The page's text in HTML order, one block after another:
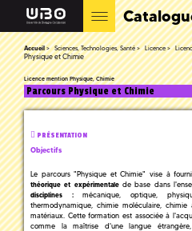
Accueil Sciences, Technologies, Santé Licence
Physique et Chimie
Licence mention Physique, Chimie
Parcours Physique et Chimie
PRÉSENTATION
Objectifs
Le parcours "Physique et Chimie" vise à
théorique et expérimentalede base dans
disciplines :mécanique, optique,
thermodynamique, chimie moléculaire,
matériaux. Cette formation est associée à
comme la maîtrise d'une langue